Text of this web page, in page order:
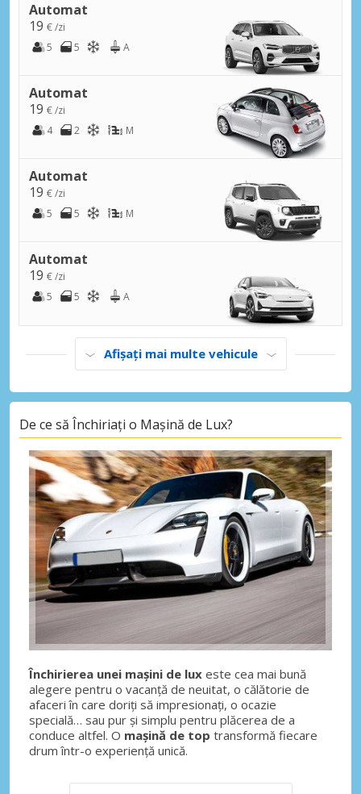
Automat
19 € /zi
5
5 A
Automat
19 € /zi
4
2 M
Automat
19 € /zi
5
5 M
Automat
19 € /zi
5
5 A
Afișați mai multe vehicule
De ce să Închiriați o Mașină de Lux?
Închirierea unei mașini de lux este cea mai bună
alegere pentru o vacanță de neuitat, o călătorie de
afaceri în care doriți să impresionați, o ocazie
specială… sau pur și simplu pentru plăcerea de a
conduce altfel. O mașină de top transformă fiecare
drum într-o experiență unică.